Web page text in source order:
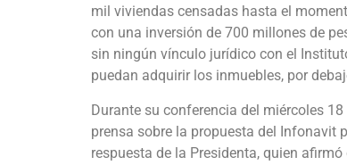
mil viviendas censadas hasta el
con una inversión de 700 millones de
sin ningún vínculo jurídico con el
puedan adquirir los inmuebles, por
Durante su conferencia del miércoles
prensa sobre la propuesta del Infonavit
respuesta de la Presidenta, quien